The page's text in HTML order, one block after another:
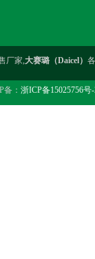
厂家,大赛璐（Daicel）
备： 浙ICP备15025756号